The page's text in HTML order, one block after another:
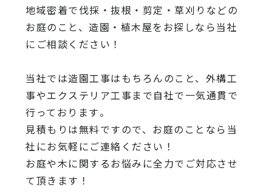
地域密着で伐採・抜根・剪定・草刈りなどの
お庭のこと、造園・ 植木屋をお探しなら当社
にご相談ください！
当社では造園工事はもちろんのこと、 外構工
事やエクステリア工事まで自社で一気通貫で
行っております。
見積もりは無料ですので、 お庭のことなら当
社にお気軽にご連絡ください！
お庭や木に関するお悩みに全力でご対応させ
て頂きます！